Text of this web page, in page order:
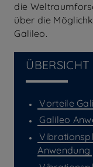
die
über die
Galileo.
ÜBERSICHT
Vorteile
Galileo
Anwendung